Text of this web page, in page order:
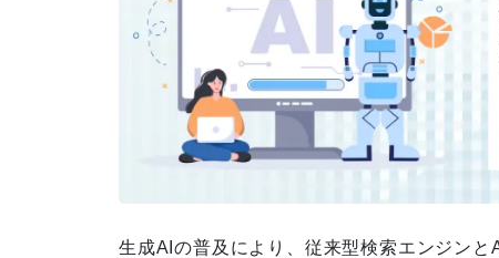
についてのお電話です！
【無料で求人掲載ができる？】i
ndeed（インディード）を使っ
た採用強化
生成AIの普及により、従来型検索エンジン